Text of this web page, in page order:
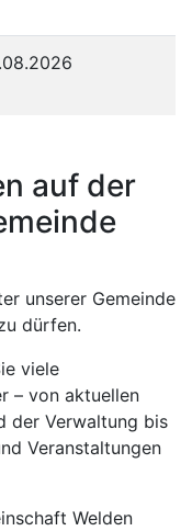
auf der
unserer Gemeinde
dürfen.
viele
– von aktuellen
der Verwaltung bis
Veranstaltungen
Welden